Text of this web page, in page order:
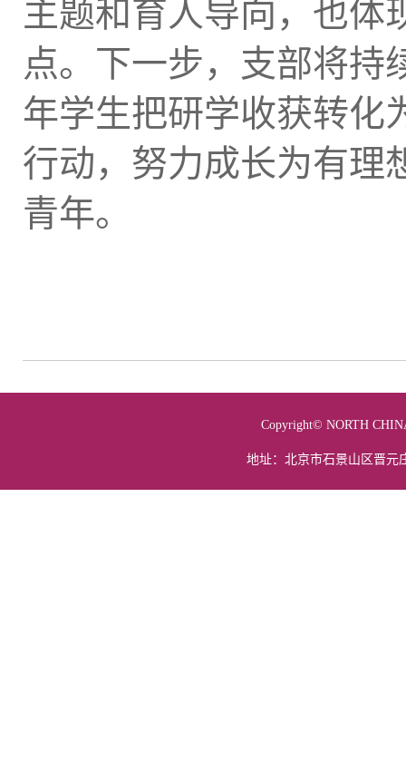
主题和育人导向，也体
点。下一步，支部将持
年学生把研学收获转化
行动，努力成长为有理
青年。
Copyright© NORTH
地址：北京市石景山区晋元